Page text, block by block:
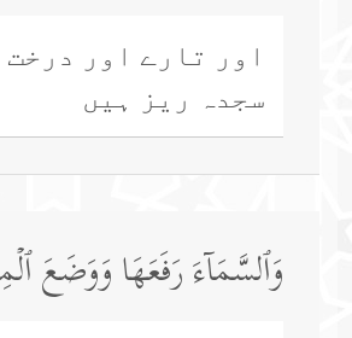
اور تارے اور درخت
سجدہ ریز ہیں
وَٱلسَّمَاۤءَ رَفَعَهَا وَوَضَعَ